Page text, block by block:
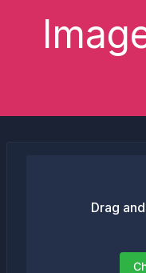
Drag